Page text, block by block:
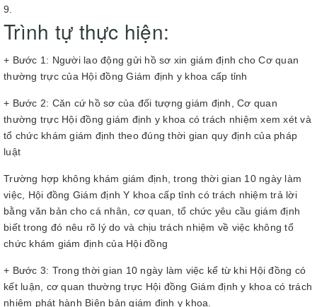
Trình tự thực hiện:
+ Bước 1: Người lao động gửi hồ sơ xin giám định cho Cơ quan
thường trực của Hội đồng Giám định y khoa cấp tỉnh
+ Bước 2: Căn cứ hồ sơ của đối tượng giám định, Cơ quan
thường trực Hội đồng giám định y khoa có trách nhiệm xem xét và
tổ chức khám giám định theo đúng thời gian quy định của pháp
luật
Trường hợp không khám giám định, trong thời gian 10 ngày làm
việc, Hội đồng Giám định Y khoa cấp tỉnh có trách nhiệm trả lời
bằng văn bản cho cá nhân, cơ quan, tổ chức yêu cầu giám định
biết trong đó nêu rõ lý do và chịu trách nhiệm về việc không tổ
chức khám giám định của Hội đồng
+ Bước 3: Trong thời gian 10 ngày làm việc kể từ khi Hội đồng có
kết luận, cơ quan thường trực Hội đồng Giám định y khoa có trách
nhiệm phát hành Biên bản giám định y khoa.